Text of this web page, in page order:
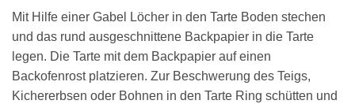
Mit Hilfe einer Gabel Löcher in den Tarte Boden stechen
und das rund ausgeschnittene Backpapier in die Tarte
legen. Die Tarte mit dem Backpapier auf einen
Backofenrost platzieren. Zur Beschwerung des Teigs,
Kichererbsen oder Bohnen in den Tarte Ring schütten und